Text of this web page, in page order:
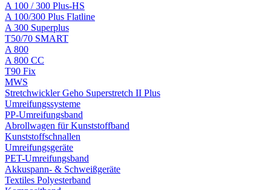
A 100 / 300 Plus-HS
A 100/300 Plus Flatline
A 300 Superplus
T50/70 SMART
A 800
A 800 CC
T90 Fix
MWS
Stretchwickler Geho Superstretch II Plus
Umreifungssysteme
PP-Umreifungsband
Abrollwagen für Kunststoffband
Kunststoffschnallen
Umreifungsgeräte
PET-Umreifungsband
Akkuspann- & Schweißgeräte
Textiles Polyesterband